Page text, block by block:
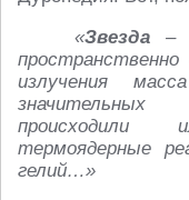
«Звезда –
пространственно
излучения
происходили
термоядерные
гелий…»